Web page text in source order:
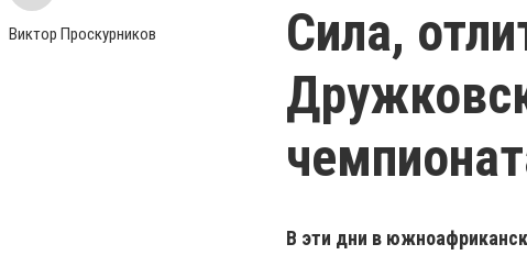
Виктор Проскурников
Сила,
В эти дни в